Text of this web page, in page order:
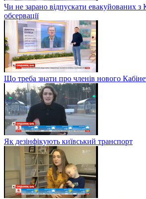
Чи не зарано відпускати евакуйованих з
обсервації
Що треба знати про членів нового
Як дезінфікують київський транспорт